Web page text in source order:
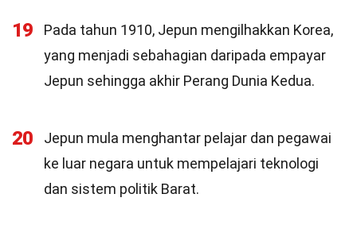
19
Pada tahun 1910, Jepun mengilhakkan Korea,
yang menjadi sebahagian daripada empayar
Jepun sehingga akhir Perang Dunia Kedua.
20
Jepun mula menghantar pelajar dan pegawai
ke luar negara untuk mempelajari teknologi
dan sistem politik Barat.